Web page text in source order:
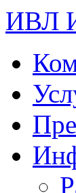
ИВЛ